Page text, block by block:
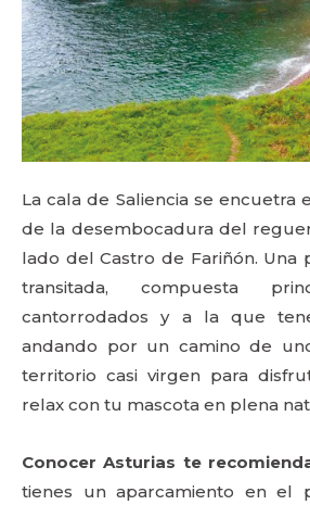
La cala de Saliencia se encuetra
de la desembocadura del
lado del Castro de Fariñón. Una
transitada, compuesta
cantorrodados y a la que
andando por un camino de
territorio casi virgen para
relax con tu mascota en plena
Conocer Asturias te
tienes un aparcamiento en el